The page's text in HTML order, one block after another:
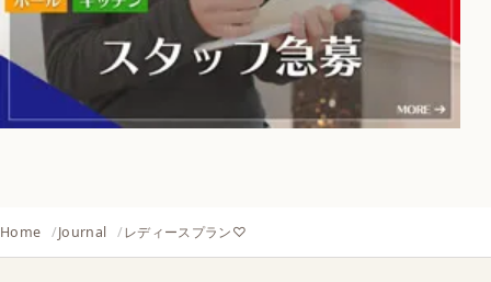
Home Journal レディースプラン♡